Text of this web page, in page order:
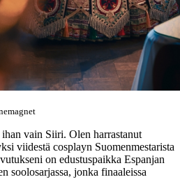
vain Siiri. Olen harrastanut
viidestä cosplayn Suomenmestarista
on edustuspaikka Espanjan
soolosarjassa, jonka finaaleissa